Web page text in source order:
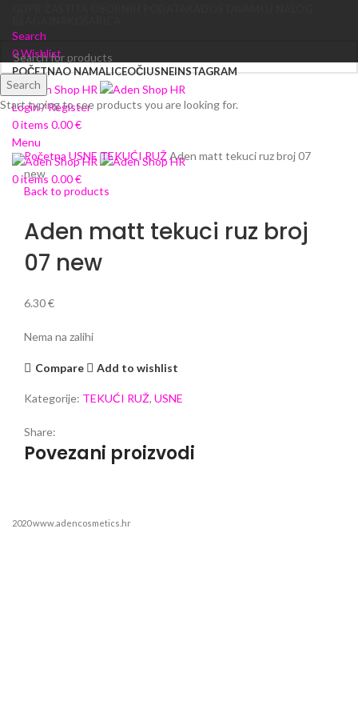
Search
0Wishlist
POČETNAO NAMALICEOČIUSNEINSTAGRAM
Login / Register
0items 0.00€
Menu
0items 0.00€
Sold out
Click to enlarge
Početna USNE TEKUĆI RUŽAden matt tekuci ruz broj 07
new
Back to products
Aden matt tekuci ruz broj
07 new
6.30€
Nema na zalihi
Compare Add to wishlist
Kategorije: TEKUĆI RUŽ, USNE
Share:
Povezani proizvodi
2020 www.adencosmetics.hr
Search
Start typing to see products you are looking for.